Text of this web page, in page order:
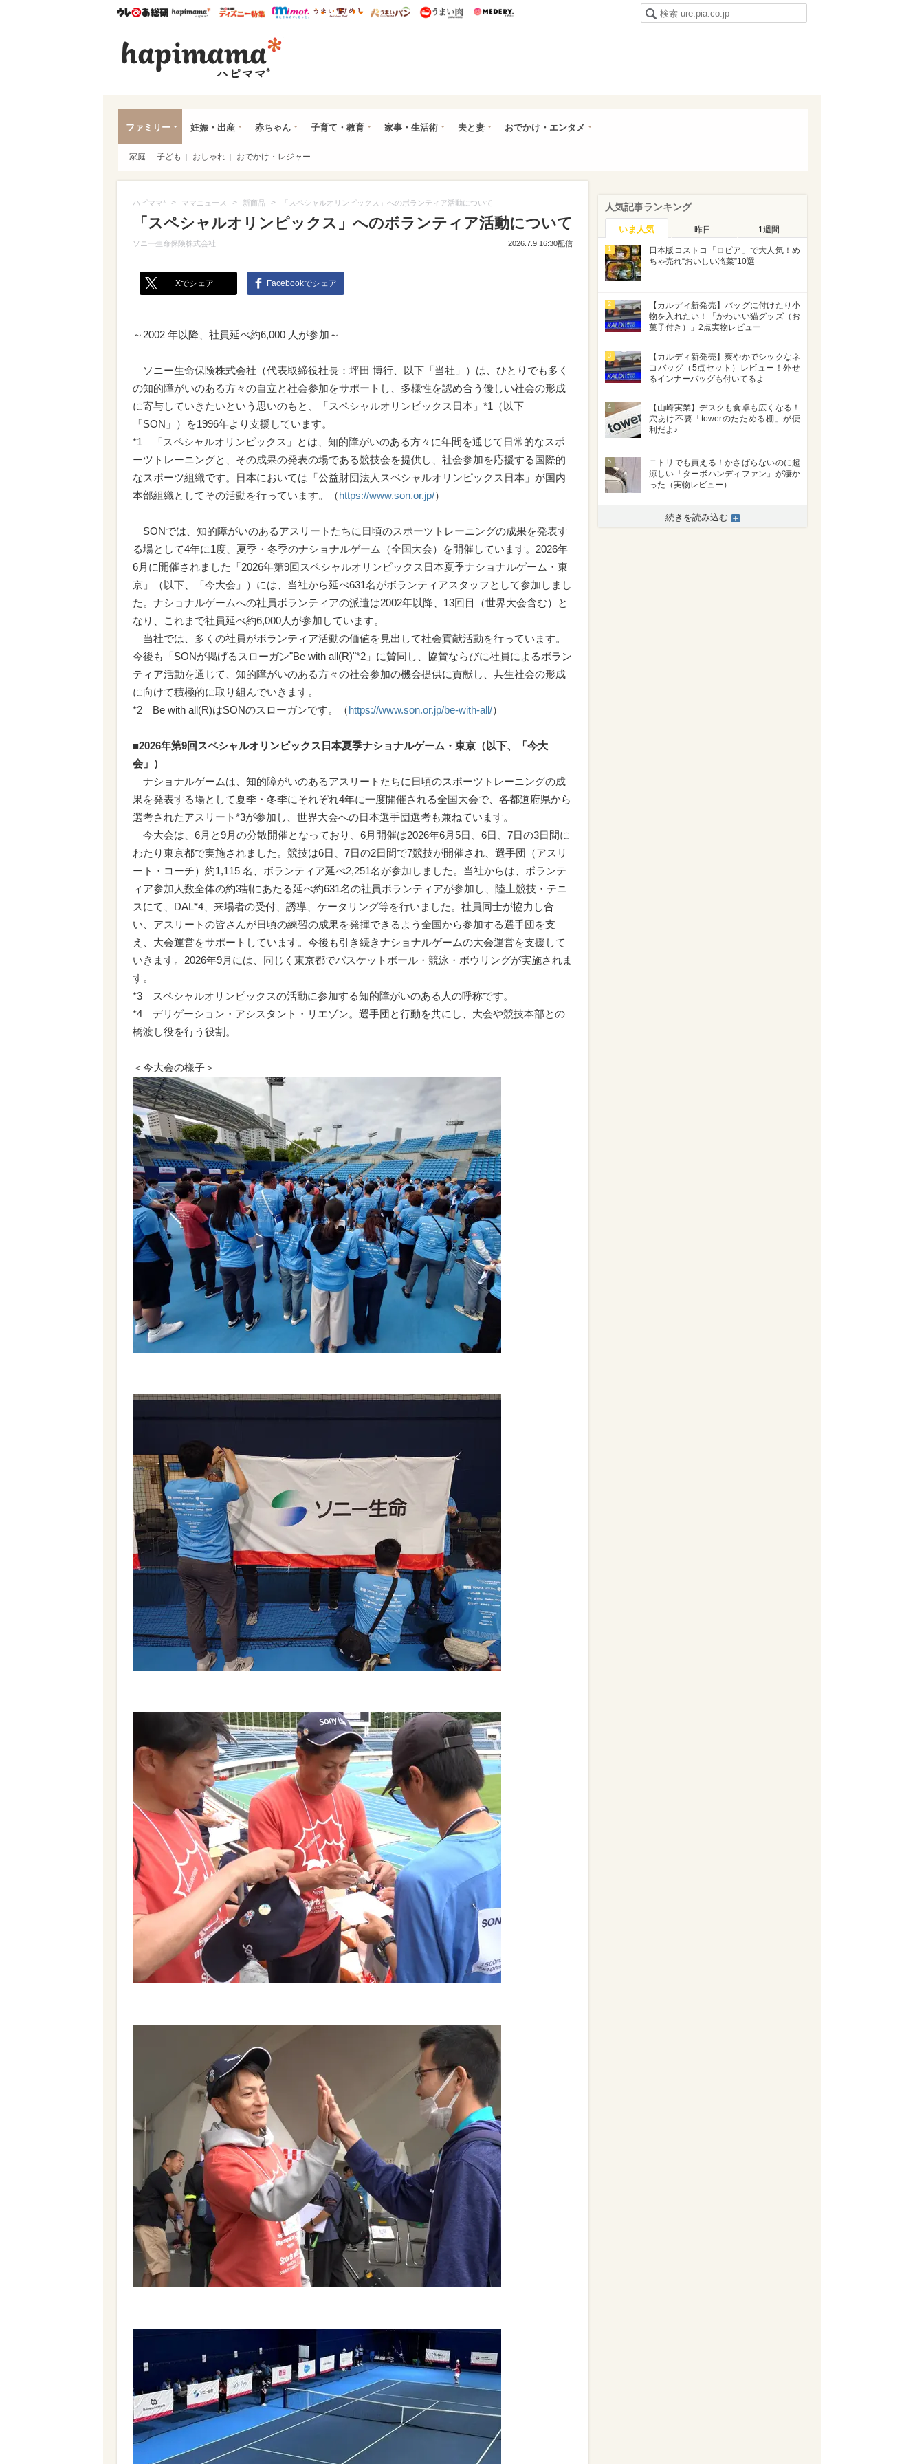
ウレぴあ総研ハピママ* ウレぴあ総研 ディズニー特集
mimot. うまいめし うまいパン うまい肉
ファミリー 妊娠・出産 赤ちゃん 子育て・教育 家事・生活術 夫と妻 おでかけ・エンタメ
家庭 子ども おしゃれ おでかけ・レジャー
ハピママ* > ママニュース > 新商品 > 「スペシャルオリンピックス」へのボランティア活動について
「スペシャルオリンピックス」へのボランティア活動について
ソニー生命保険株式会社 2026.7.9 16:30配信
Xでシェア Facebookでシェア
～2002 年以降、社員延べ約6,000 人が参加～
ソニー生命保険株式会社（代表取締役社長：坪田 博行、以下「当社」）は、ひとりでも多く
の知的障がいのある方々の自立と社会参加をサポートし、多様性を認め合う優しい社会の形成
に寄与していきたいという思いのもと、「スペシャルオリンピックス日本」*1（以下
「SON」）を1996年より支援しています。
*1 「スペシャルオリンピックス」とは、知的障がいのある方々に年間を通じて日常的なスポ
ーツトレーニングと、その成果の発表の場である競技会を提供し、社会参加を応援する国際的
なスポーツ組織です。日本においては「公益財団法人スペシャルオリンピックス日本」が国内
本部組織としてその活動を行っています。（https://www.son.or.jp/）
SONでは、知的障がいのあるアスリートたちに日頃のスポーツトレーニングの成果を発表す
る場として4年に1度、夏季・冬季のナショナルゲーム（全国大会）を開催しています。2026年
6月に開催されました「2026年第9回スペシャルオリンピックス日本夏季ナショナルゲーム・東
京」（以下、「今大会」）には、当社から延べ631名がボランティアスタッフとして参加しまし
た。ナショナルゲームへの社員ボランティアの派遣は2002年以降、13回目（世界大会含む）と
なり、これまで社員延べ約6,000人が参加しています。
当社では、多くの社員がボランティア活動の価値を見出して社会貢献活動を行っています。
今後も「SONが掲げるスローガン"Be with all(R)"*2」に賛同し、協賛ならびに社員によるボラン
ティア活動を通じて、知的障がいのある方々の社会参加の機会提供に貢献し、共生社会の形成
に向けて積極的に取り組んでいきます。
*2 Be with all(R)はSONのスローガンです。（https://www.son.or.jp/be-with-all/）
■2026年第9回スペシャルオリンピックス日本夏季ナショナルゲーム・東京（以下、「今大
会」）
ナショナルゲームは、知的障がいのあるアスリートたちに日頃のスポーツトレーニングの成
果を発表する場として夏季・冬季にそれぞれ4年に一度開催される全国大会で、各都道府県から
選考されたアスリート*3が参加し、世界大会への日本選手団選考も兼ねています。
今大会は、6月と9月の分散開催となっており、6月開催は2026年6月5日、6日、7日の3日間に
わたり東京都で実施されました。競技は6日、7日の2日間で7競技が開催され、選手団（アスリ
ート・コーチ）約1,115 名、ボランティア延べ2,251名が参加しました。当社からは、ボランテ
ィア参加人数全体の約3割にあたる延べ約631名の社員ボランティアが参加し、陸上競技・テニ
スにて、DAL*4、来場者の受付、誘導、ケータリング等を行いました。社員同士が協力し合
い、アスリートの皆さんが日頃の練習の成果を発揮できるよう全国から参加する選手団を支
え、大会運営をサポートしています。今後も引き続きナショナルゲームの大会運営を支援して
いきます。2026年9月には、同じく東京都でバスケットボール・競泳・ボウリングが実施されま
す。
*3 スペシャルオリンピックスの活動に参加する知的障がいのある人の呼称です。
*4 デリゲーション・アシスタント・リエゾン。選手団と行動を共にし、大会や競技本部との
橋渡し役を行う役割。
＜今大会の様子＞
人気記事ランキング
いま人気 昨日 1週間
1
日本版コストコ「ロピア」で大人気！め
ちゃ売れ“おいしい惣菜”10選
2
【カルディ新発売】バッグに付けたり小
物を入れたい！「かわいい猫グッズ（お
菓子付き）」2点実物レビュー
3
【カルディ新発売】爽やかでシックなネ
コバッグ（5点セット）レビュー！外せ
るインナーバッグも付いてるよ
4
【山崎実業】デスクも食卓も広くなる！
穴あけ不要「towerのたためる棚」が便
利だよ♪
5
ニトリでも買える！かさばらないのに超
涼しい「ターボハンディファン」が凄か
った（実物レビュー）
続きを読み込む